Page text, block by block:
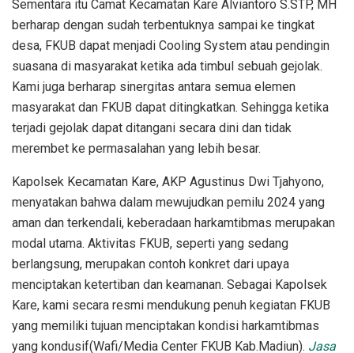
Sementara itu Camat Kecamatan Kare Alviantoro S.STP, MH
berharap dengan sudah terbentuknya sampai ke tingkat
desa, FKUB dapat menjadi Cooling System atau pendingin
suasana di masyarakat ketika ada timbul sebuah gejolak.
Kami juga berharap sinergitas antara semua elemen
masyarakat dan FKUB dapat ditingkatkan. Sehingga ketika
terjadi gejolak dapat ditangani secara dini dan tidak
merembet ke permasalahan yang lebih besar.
Kapolsek Kecamatan Kare, AKP Agustinus Dwi Tjahyono,
menyatakan bahwa dalam mewujudkan pemilu 2024 yang
aman dan terkendali, keberadaan harkamtibmas merupakan
modal utama. Aktivitas FKUB, seperti yang sedang
berlangsung, merupakan contoh konkret dari upaya
menciptakan ketertiban dan keamanan. Sebagai Kapolsek
Kare, kami secara resmi mendukung penuh kegiatan FKUB
yang memiliki tujuan menciptakan kondisi harkamtibmas
yang kondusif(Wafi/Media Center FKUB Kab.Madiun). Jasa